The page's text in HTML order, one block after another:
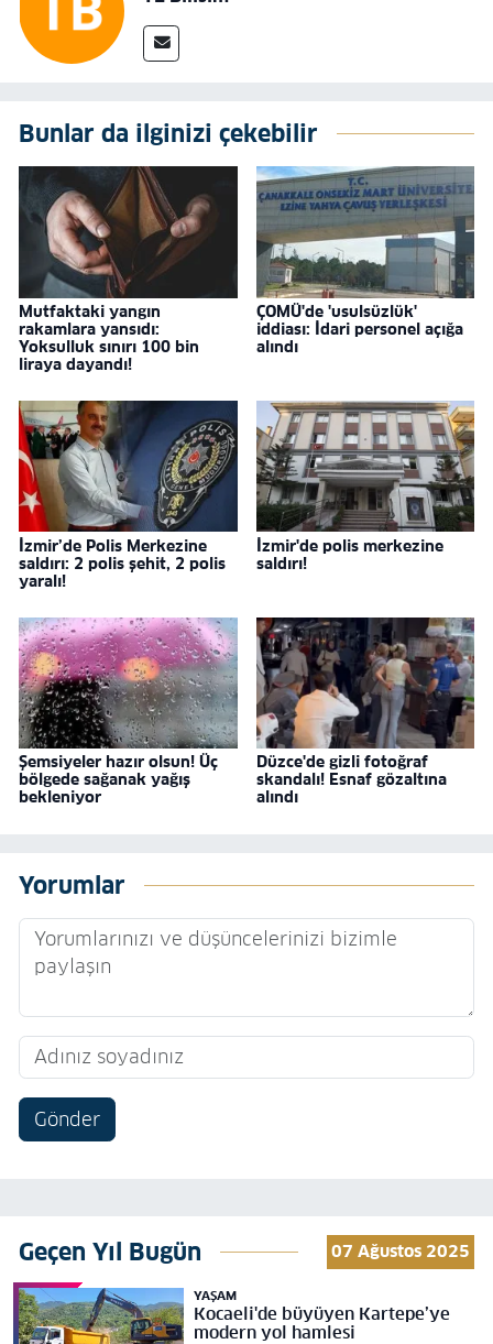
Bunlar da ilginizi çekebilir
Mutfaktaki yangın
rakamlara yansıdı:
Yoksulluk sınırı 100 bin
liraya dayandı!
ÇOMÜ'de 'usulsüzlük'
iddiası: İdari personel açığa
alındı
İzmir’de Polis Merkezine
saldırı: 2 polis şehit, 2 polis
yaralı!
İzmir'de polis merkezine
saldırı!
Şemsiyeler hazır olsun! Üç
bölgede sağanak yağış
bekleniyor
Düzce'de gizli fotoğraf
skandalı! Esnaf gözaltına
alındı
Yorumlar
Gönder
Geçen Yıl Bugün 07 Ağustos 2025
YAŞAM
Kocaeli'de büyüyen Kartepe’ye
modern yol hamlesi